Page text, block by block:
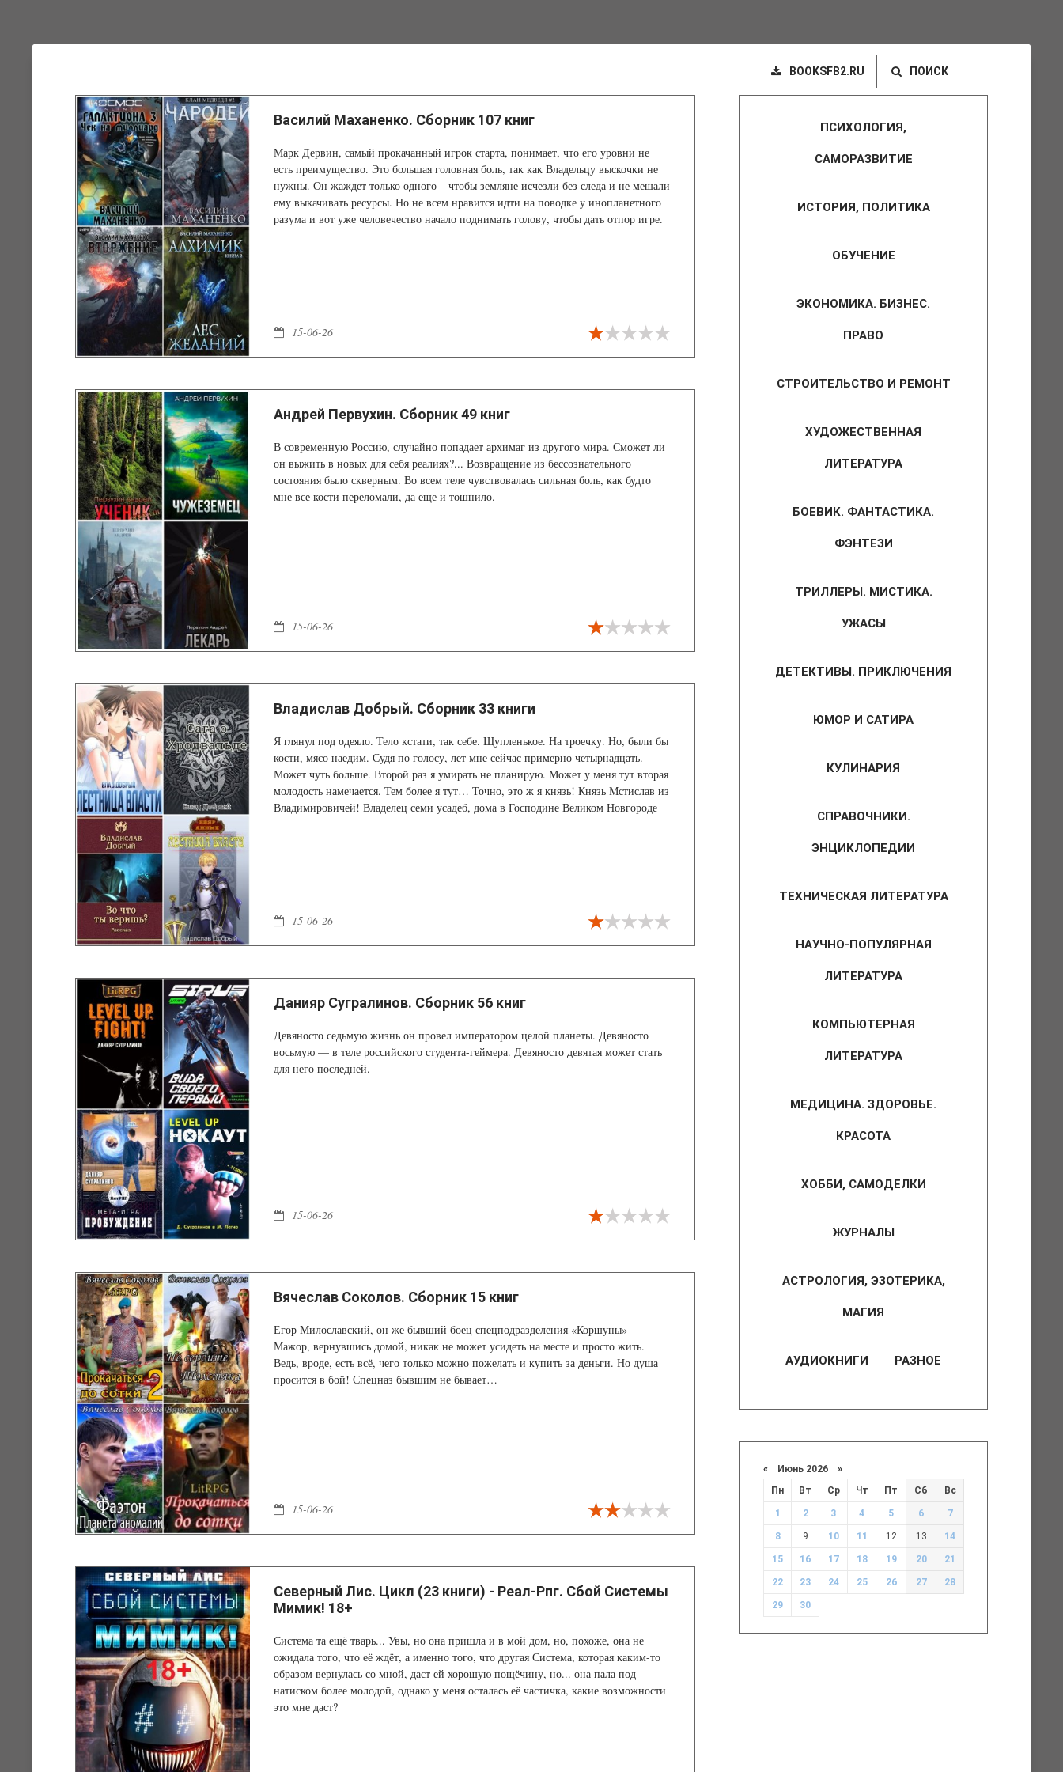
BOOKSFB2.RU ПОИСК
Василий Маханенко. Сборник 107 книг
Марк Дервин, самый прокачанный игрок старта, понимает, что его уровни не
есть преимущество. Это большая головная боль, так как Владельцу выскочки не
нужны. Он жаждет только одного – чтобы земляне исчезли без следа и не мешали
ему выкачивать ресурсы. Но не всем нравится идти на поводке у инопланетного
разума и вот уже человечество начало поднимать голову, чтобы дать отпор игре.
15-06-26
Андрей Первухин. Сборник 49 книг
В современную Россию, случайно попадает архимаг из другого мира. Сможет ли
он выжить в новых для себя реалиях?... Возвращение из бессознательного
состояния было скверным. Во всем теле чувствовалась сильная боль, как будто
мне все кости переломали, да еще и тошнило.
15-06-26
Владислав Добрый. Сборник 33 книги
Я глянул под одеяло. Тело кстати, так себе. Щупленькое. На троечку. Но, были бы
кости, мясо наедим. Судя по голосу, лет мне сейчас примерно четырнадцать.
Может чуть больше. Второй раз я умирать не планирую. Может у меня тут вторая
молодость намечается. Тем более я тут… Точно, это ж я князь! Князь Мстислав из
Владимировичей! Владелец семи усадеб, дома в Господине Великом Новгороде
15-06-26
Данияр Сугралинов. Сборник 56 книг
Девяносто седьмую жизнь он провел императором целой планеты. Девяносто
восьмую — в теле российского студента-геймера. Девяносто девятая может стать
для него последней.
15-06-26
Вячеслав Соколов. Сборник 15 книг
Егор Милославский, он же бывший боец спецподразделения «Коршуны» —
Мажор, вернувшись домой, никак не может усидеть на месте и просто жить.
Ведь, вроде, есть всё, чего только можно пожелать и купить за деньги. Но душа
просится в бой! Спецназ бывшим не бывает…
15-06-26
Северный Лис. Цикл (23 книги) - Реал-Рпг. Сбой Системы
Мимик! 18+
Система та ещё тварь... Увы, но она пришла и в мой дом, но, похоже, она не
ожидала того, что её ждёт, а именно того, что другая Система, которая каким-то
образом вернулась со мной, даст ей хорошую пощёчину, но... она пала под
натиском более молодой, однако у меня осталась её частичка, какие возможности
это мне даст?
ПСИХОЛОГИЯ,
САМОРАЗВИТИЕ
ИСТОРИЯ, ПОЛИТИКА
ОБУЧЕНИЕ
ЭКОНОМИКА. БИЗНЕС.
ПРАВО
СТРОИТЕЛЬСТВО И РЕМОНТ
ХУДОЖЕСТВЕННАЯ
ЛИТЕРАТУРА
БОЕВИК. ФАНТАСТИКА.
ФЭНТЕЗИ
ТРИЛЛЕРЫ. МИСТИКА.
УЖАСЫ
ДЕТЕКТИВЫ. ПРИКЛЮЧЕНИЯ
ЮМОР И САТИРА
КУЛИНАРИЯ
СПРАВОЧНИКИ.
ЭНЦИКЛОПЕДИИ
ТЕХНИЧЕСКАЯ ЛИТЕРАТУРА
НАУЧНО-ПОПУЛЯРНАЯ
ЛИТЕРАТУРА
КОМПЬЮТЕРНАЯ
ЛИТЕРАТУРА
МЕДИЦИНА. ЗДОРОВЬЕ.
КРАСОТА
ХОББИ, САМОДЕЛКИ
ЖУРНАЛЫ
АСТРОЛОГИЯ, ЭЗОТЕРИКА,
МАГИЯ
АУДИОКНИГИ РАЗНОЕ
« Июнь 2026 »
Пн
Вт Ср Чт Пт Сб Вс
1 2 3 4 5 6 7
8 9 10 11 12 13 14
15 16 17 18 19 20 21
22 23 24 25 26 27 28
29 30